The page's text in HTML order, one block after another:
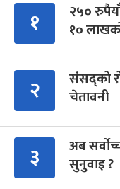
१
२५०
१०
२
संसद्को
चेतावनी
३
अब
सुनुवाइ ?